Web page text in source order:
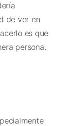
de ver en
es que
persona.